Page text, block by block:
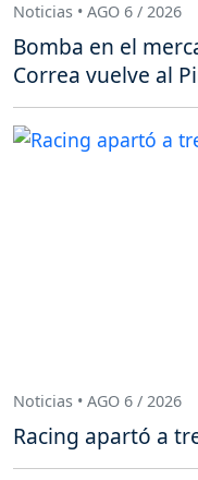
Noticias • AGO 6 / 2026
Bomba en el
Correa vuelve al
Noticias • AGO 6 / 2026
Racing apartó a